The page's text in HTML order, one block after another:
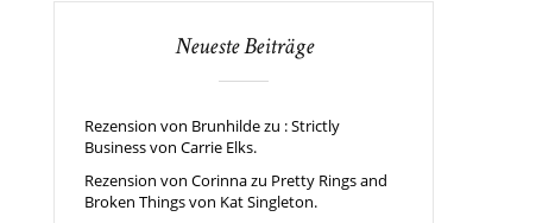
Neueste Beiträge
Rezension von Brunhilde zu : Strictly
Business von Carrie Elks.
Rezension von Corinna zu Pretty Rings and
Broken Things von Kat Singleton.